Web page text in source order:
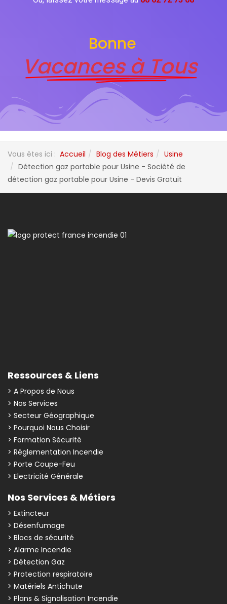
Bonne
Vacances à Tous
Vous êtes ici : Accueil Blog des Métiers
Usine
Détection gaz portable pour Usine - Société de
détection gaz portable pour Usine - Devis Gratuit
Ressources & Liens
> A Propos de Nous
> Nos Services
> Secteur Géographique
> Pourquoi Nous Choisir
> Formation Sécurité
> Réglementation Incendie
> Porte Coupe-Feu
> Electricité Générale
Nos Services & Métiers
> Extincteur
> Désenfumage
> Blocs de sécurité
> Alarme Incendie
> Détection Gaz
> Protection respiratoire
> Matériels Antichute
> Plans & Signalisation Incendie